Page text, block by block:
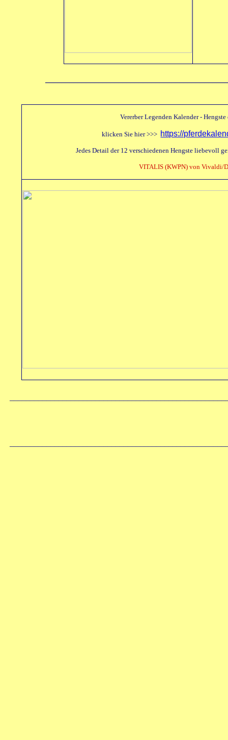
Vererber Legenden Kalender -
klicken Sie hier >>> https://
Jedes Detail der 12 verschiedenen Hengste liebevoll
VITALIS (KWPN) von Vivaldi/